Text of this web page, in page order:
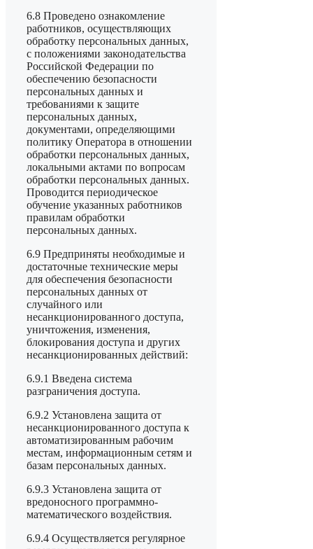
6.8 Проведено ознакомление
работников, осуществляющих
обработку персональных данных,
с положениями законодательства
Российской Федерации по
обеспечению безопасности
персональных данных и
требованиями к защите
персональных данных,
документами, определяющими
политику Оператора в отношении
обработки персональных данных,
локальными актами по вопросам
обработки персональных данных.
Проводится периодическое
обучение указанных работников
правилам обработки
персональных данных.
6.9 Предприняты необходимые и
достаточные технические меры
для обеспечения безопасности
персональных данных от
случайного или
несанкционированного доступа,
уничтожения, изменения,
блокирования доступа и других
несанкционированных действий:
6.9.1 Введена система
разграничения доступа.
6.9.2 Установлена защита от
несанкционированного доступа к
автоматизированным рабочим
местам, информационным сетям и
базам персональных данных.
6.9.3 Установлена защита от
вредоносного программно-
математического воздействия.
6.9.4 Осуществляется регулярное